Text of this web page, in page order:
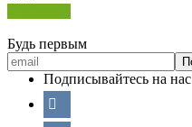
Будь первым
Подписывайтесь на нас